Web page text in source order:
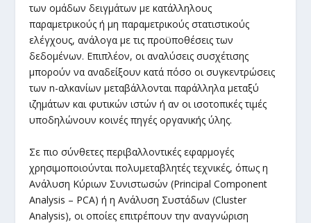
των ομάδων δειγμάτων με κατάλληλους
παραμετρικούς ή μη παραμετρικούς στατιστικούς
ελέγχους, ανάλογα με τις προϋποθέσεις των
δεδομένων. Επιπλέον, οι αναλύσεις συσχέτισης
μπορούν να αναδείξουν κατά πόσο οι συγκεντρώσεις
των n-αλκανίων μεταβάλλονται παράλληλα μεταξύ
ιζημάτων και φυτικών ιστών ή αν οι ισοτοπικές τιμές
υποδηλώνουν κοινές πηγές οργανικής ύλης.
Σε πιο σύνθετες περιβαλλοντικές εφαρμογές
χρησιμοποιούνται πολυμεταβλητές τεχνικές, όπως η
Ανάλυση Κύριων Συνιστωσών (Principal Component
Analysis – PCA) ή η Ανάλυση Συστάδων (Cluster
Analysis), οι οποίες επιτρέπουν την αναγνώριση